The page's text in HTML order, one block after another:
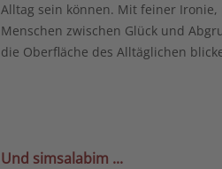
Alltag sein können. Mit feiner
Menschen zwischen Glück und
die Oberfläche des Alltäglichen
Und simsalabim ...